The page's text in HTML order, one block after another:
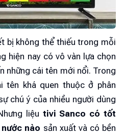
bị không thể thiếu trong mỗi
hiện nay có vô vàn lựa chọn
những cái tên mới nổi. Trong
tên khá quen thuộc ở phân
chú ý của nhiều người dùng
liệu tivi Sanco có tốt
nào sản xuất và có bền